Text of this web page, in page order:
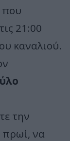
που
21:00
καναλιού.
την
πρωί, να